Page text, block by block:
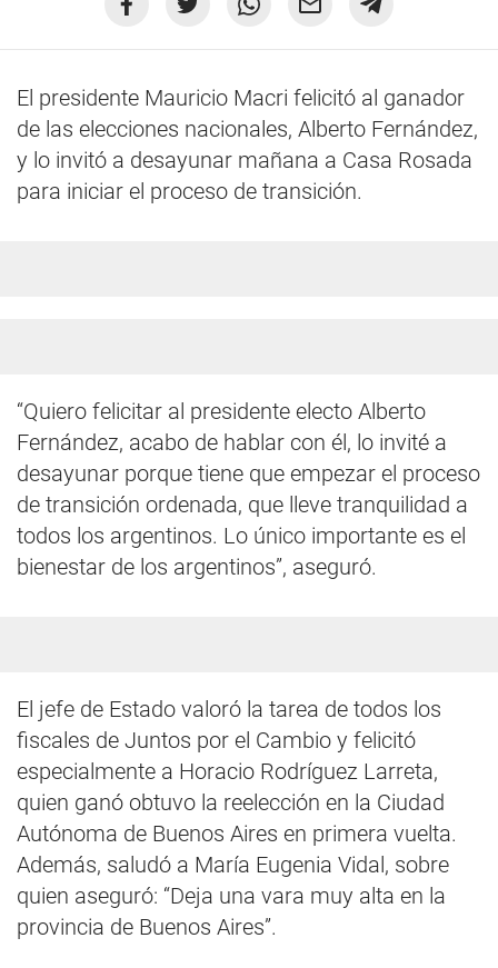
El presidente Mauricio Macri felicitó al ganador
de las elecciones nacionales, Alberto Fernández,
y lo invitó a desayunar mañana a Casa Rosada
para iniciar el proceso de transición.
“Quiero felicitar al presidente electo Alberto
Fernández, acabo de hablar con él, lo invité a
desayunar porque tiene que empezar el proceso
de transición ordenada, que lleve tranquilidad a
todos los argentinos. Lo único importante es el
bienestar de los argentinos”, aseguró.
El jefe de Estado valoró la tarea de todos los
fiscales de Juntos por el Cambio y felicitó
especialmente a Horacio Rodríguez Larreta,
quien ganó obtuvo la reelección en la Ciudad
Autónoma de Buenos Aires en primera vuelta.
Además, saludó a María Eugenia Vidal, sobre
quien aseguró: “Deja una vara muy alta en la
provincia de Buenos Aires”.